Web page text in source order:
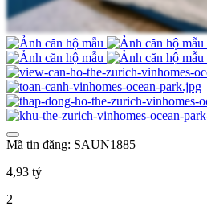
Mã tin đăng: SAUN1885
4,93 tỷ
2